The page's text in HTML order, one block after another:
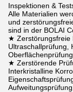
Inspektionen &
Alle Materialien
und
sind in der BOLAI
★ Zerstörungsfreie
Ultraschallprüfung,
★ Zerstörende
Interkristalline